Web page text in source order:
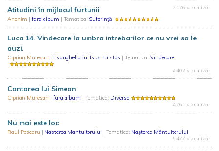
Atitudini în mijlocul furtunii
Anonim | fara album | Tematica: Suferință
7.176 vizualizări
Luca 14. Vindecare la umbra intrebarilor ce nu vrei sa le
auzi.
Ciprian Muresan | Evanghelia lui Isus Hristos | Tematica: Vindecare
4.402 vizualizări
Cantarea lui Simeon
Ciprian Muresan | fara album | Tematica: Diverse
4.761 vizualizări
Nu mai este loc
Raul Pescaru | Nasterea Mantuitorului | Tematica: Nașterea Mântuitorului
5.477 vizualizări